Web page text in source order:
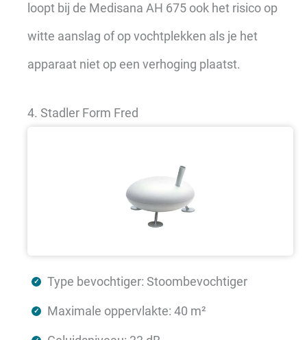
loopt bij de Medisana AH 675 ook het risico op
witte aanslag of op vochtplekken als je het
apparaat niet op een verhoging plaatst.
4. Stadler Form Fred
Type bevochtiger: Stoombevochtiger
Maximale oppervlakte: 40 m²